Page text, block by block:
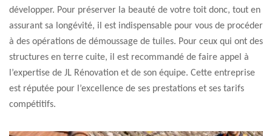
développer. Pour préserver la beauté de votre toit donc, tout en
assurant sa longévité, il est indispensable pour vous de procéder
à des opérations de démoussage de tuiles. Pour ceux qui ont des
structures en terre cuite, il est recommandé de faire appel à
l’expertise de JL Rénovation et de son équipe. Cette entreprise
est réputée pour l’excellence de ses prestations et ses tarifs
compétitifs.